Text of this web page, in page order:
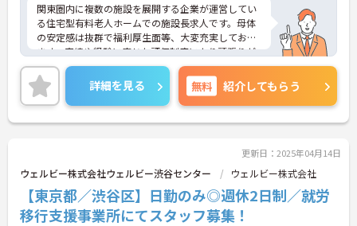
関東圏内に複数の施設を展開する企業が運営してい
る住宅型有料老人ホームでの施設長求人です。母体
の安定感は抜群で福利厚生面等、大変充実しており
ます。実績や経験に応じた評価制度により頑張りが
きちんと給与に還元され、☆年収の下限を580万円
まで引き上げ。ご興味のある方はお気軽にお問い合
わせ下さいませ。
詳細を見る 無料 紹介してもらう
更新日：2025年04月14日
ウェルビー株式会社ウェルビー渋谷センター ウェルビー株式会社
【東京都／渋谷区】日勤のみ◎週休2日制／就労
移行支援事業所にてスタッフ募集！